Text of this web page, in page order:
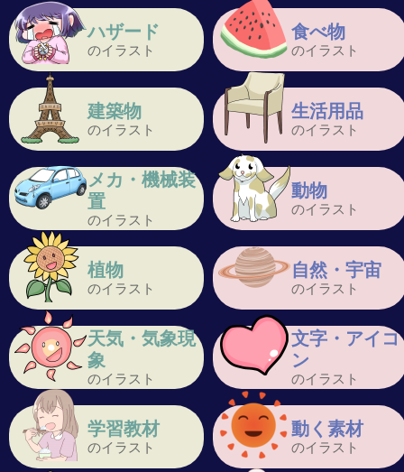
ハザード
のイラスト
食べ物
のイラスト
建築物
のイラスト
生活用品
のイラスト
メカ・機械装
置
のイラスト
動物
のイラスト
植物
のイラスト
自然・宇宙
のイラスト
天気・気象現
象
のイラスト
文字・アイコ
ン
のイラスト
学習教材
のイラスト
動く素材
のイラスト